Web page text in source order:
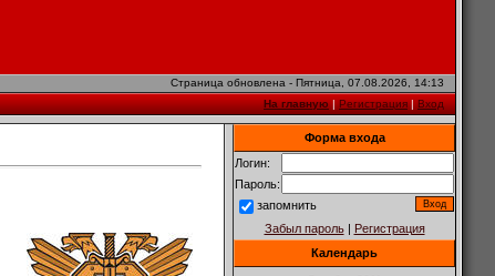
Страница обновлена - Пятница, 07.08.2026, 14:13
На главную|Регистрация|Вход
Форма входа
Логин:
Пароль:
запомнить
Забыл пароль| Регистрация
Календарь